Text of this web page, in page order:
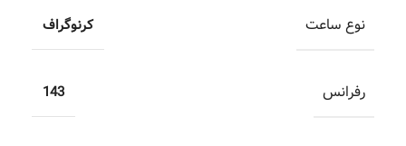
نوع ساعت کرنوگراف
رفرانس 143